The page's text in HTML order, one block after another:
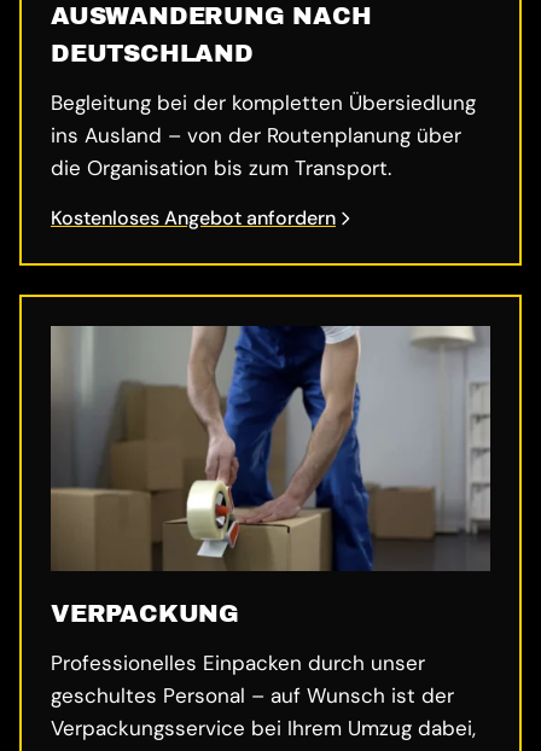
AUSWANDERUNG NACH
DEUTSCHLAND
Begleitung bei der kompletten Übersiedlung
ins Ausland – von der Routenplanung über
die Organisation bis zum Transport.
Kostenloses Angebot anfordern
VERPACKUNG
Professionelles Einpacken durch unser
geschultes Personal – auf Wunsch ist der
Verpackungsservice bei Ihrem Umzug dabei,